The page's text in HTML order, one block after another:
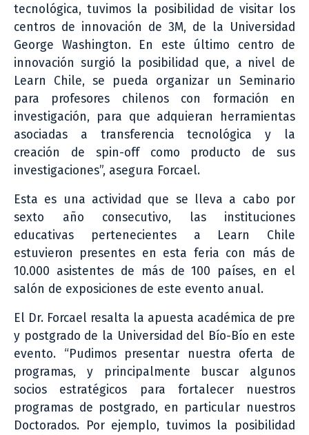
tecnológica, tuvimos la posibilidad de visitar los
centros de innovación de 3M, de la Universidad
George Washington. En este último centro de
innovación surgió la posibilidad que, a nivel de
Learn Chile, se pueda organizar un Seminario
para profesores chilenos con formación en
investigación, para que adquieran herramientas
asociadas a transferencia tecnológica y la
creación de spin-off como producto de sus
investigaciones”, asegura Forcael.
Esta es una actividad que se lleva a cabo por
sexto año consecutivo, las instituciones
educativas pertenecientes a Learn Chile
estuvieron presentes en esta feria con más de
10.000 asistentes de más de 100 países, en el
salón de exposiciones de este evento anual.
El Dr. Forcael resalta la apuesta académica de pre
y postgrado de la Universidad del Bío-Bío en este
evento. “Pudimos presentar nuestra oferta de
programas, y principalmente buscar algunos
socios estratégicos para fortalecer nuestros
programas de postgrado, en particular nuestros
Doctorados. Por ejemplo, tuvimos la posibilidad